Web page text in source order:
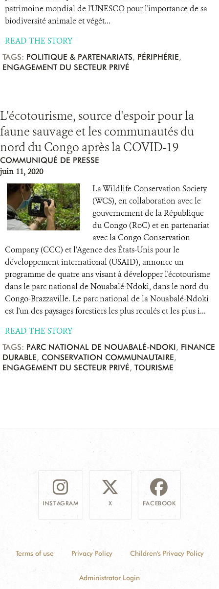
patrimoine mondial de l'UNESCO pour l'importance de sa
biodiversité animale et végét...
READ THE STORY
TAGS: POLITIQUE & PARTENARIATS, PÉRIPHÉRIE,
ENGAGEMENT DU SECTEUR PRIVÉ
L'écotourisme, source d'espoir pour la
faune sauvage et les communautés du
nord du Congo après la COVID-19
COMMUNIQUÉ DE PRESSE
juin 11, 2020
La Wildlife Conservation Society
(WCS), en collaboration avec le
gouvernement de la République
du Congo (RoC) et en partenariat
avec la Congo Conservation
Company (CCC) et l'Agence des États-Unis pour le
développement international (USAID), annonce un
programme de quatre ans visant à développer l'écotourisme
dans le parc national de Nouabalé-Ndoki, dans le nord du
Congo-Brazzaville. Le parc national de la Nouabalé-Ndoki
est l'un des paysages forestiers les plus reculés et les plus i...
READ THE STORY
TAGS: PARC NATIONAL DE NOUABALÉ-NDOKI, FINANCE
DURABLE, CONSERVATION COMMUNAUTAIRE,
ENGAGEMENT DU SECTEUR PRIVÉ, TOURISME
INSTAGRAM X FACEBOOK
Terms of use Privacy Policy Children's Privacy Policy
Administrator Login